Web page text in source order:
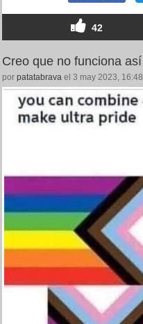
42
Creo que no funciona así
por patatabrava el 3 may 2023, 16:48